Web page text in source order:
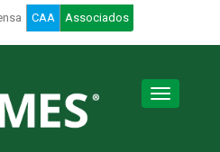
CAA Associados
Toggle